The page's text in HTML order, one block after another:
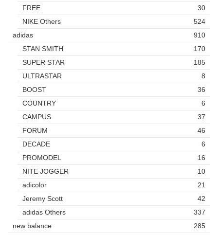
FREE
30
NIKE Others
524
adidas
910
STAN SMITH
170
SUPER STAR
185
ULTRASTAR
8
BOOST
36
COUNTRY
6
CAMPUS
37
FORUM
46
DECADE
6
PROMODEL
16
NITE JOGGER
10
adicolor
21
Jeremy Scott
42
adidas Others
337
new balance
285